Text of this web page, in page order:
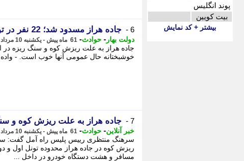
پوند انگلیس
بیت کویین
بیشتر + کد نمایش 6 - جاده هراز مسدود شد؛ 22 نفر در تونل محبوس شدند
دولت بهار - حوادث- 61 ماه پیش - یکشنبه 10 مرداد 1400، 05:10
خوشبختانه حال عمومی آنها خوب است. -
7 - جاده هراز به علت ریزش کوه و
خبر آنلاین- حوادث- 61 ماه پیش - یکشنبه 10 مرداد 1400، 05:05
مسافر و هشت دستگاه خودرو در داخل ...